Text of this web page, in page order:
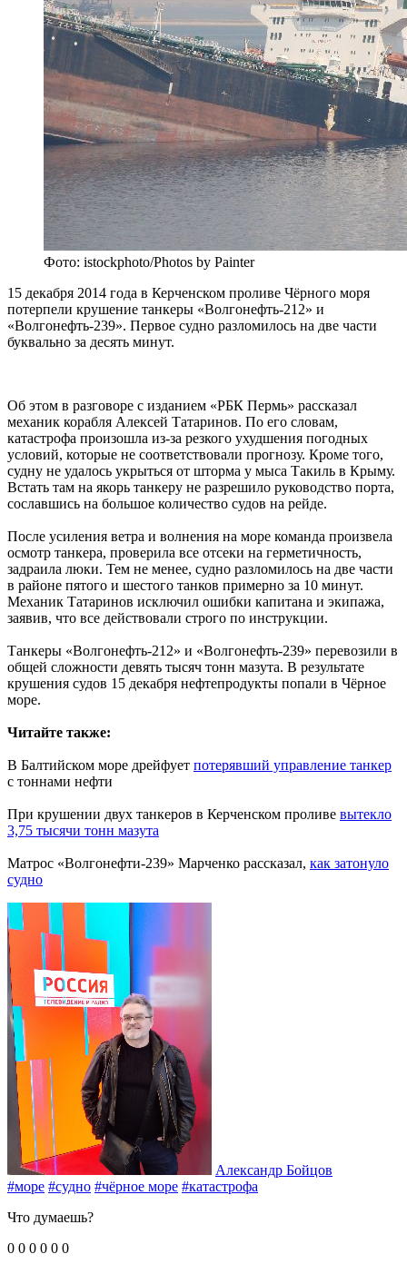
Фото: istockphoto/Photos by Painter
15 декабря 2014 года в Керченском проливе Чёрного моря
потерпели крушение танкеры «Волгонефть-212» и
«Волгонефть-239». Первое судно разломилось на две части
буквально за десять минут.
Об этом в разговоре с изданием «РБК Пермь» рассказал
механик корабля Алексей Татаринов. По его словам,
катастрофа произошла из-за резкого ухудшения погодных
условий, которые не соответствовали прогнозу. Кроме того,
судну не удалось укрыться от шторма у мыса Такиль в Крыму.
Встать там на якорь танкеру не разрешило руководство порта,
сославшись на большое количество судов на рейде.
После усиления ветра и волнения на море команда произвела
осмотр танкера, проверила все отсеки на герметичность,
задраила люки. Тем не менее, судно разломилось на две части
в районе пятого и шестого танков примерно за 10 минут.
Механик Татаринов исключил ошибки капитана и экипажа,
заявив, что все действовали строго по инструкции.
Танкеры «Волгонефть-212» и «Волгонефть-239» перевозили в
общей сложности девять тысяч тонн мазута. В результате
крушения судов 15 декабря нефтепродукты попали в Чёрное
море.
Читайте также:
В Балтийском море дрейфует потерявший управление танкер
с тоннами нефти
При крушении двух танкеров в Керченском проливе вытекло
3,75 тысячи тонн мазута
Матрос «Волгонефти-239» Марченко рассказал, как затонуло
судно
Александр Бойцов
#море #судно #чёрное море #катастрофа
Что думаешь?
0 0 0 0 0 0